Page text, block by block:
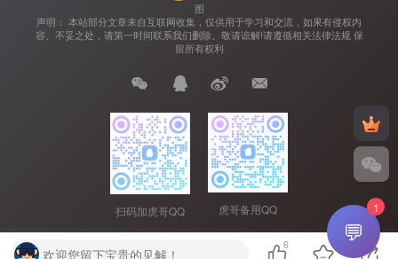
图
声明： 本站部分文章来自互联网收集，仅供用于学习和交流，如果有侵权内
容、不妥之处，请第一时间联系我们删除。敬请谅解!请遵循相关法律法规 保
留所有权利
扫码加虎哥QQ 虎哥备用QQ
欢迎您留下宝贵的见解！
6 💬
1